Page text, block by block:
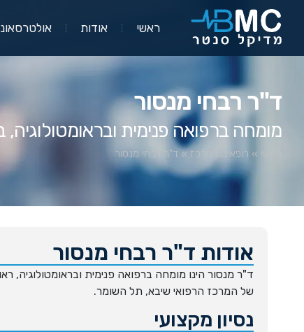
ראשי אודות
ד"ר רבחי מנסור
מומחה ברפואה פנימית
ראשי » רופאים במרכז» ד"ר רבחי מנסור
אודות ד"ר רבחי מנסור
ד"ר מנסור הינו מומחה ברפואה פנימית ובראומטולוגיה,
של המרכז הרפואי שיבא, תל השומר.
נסיון מקצועי